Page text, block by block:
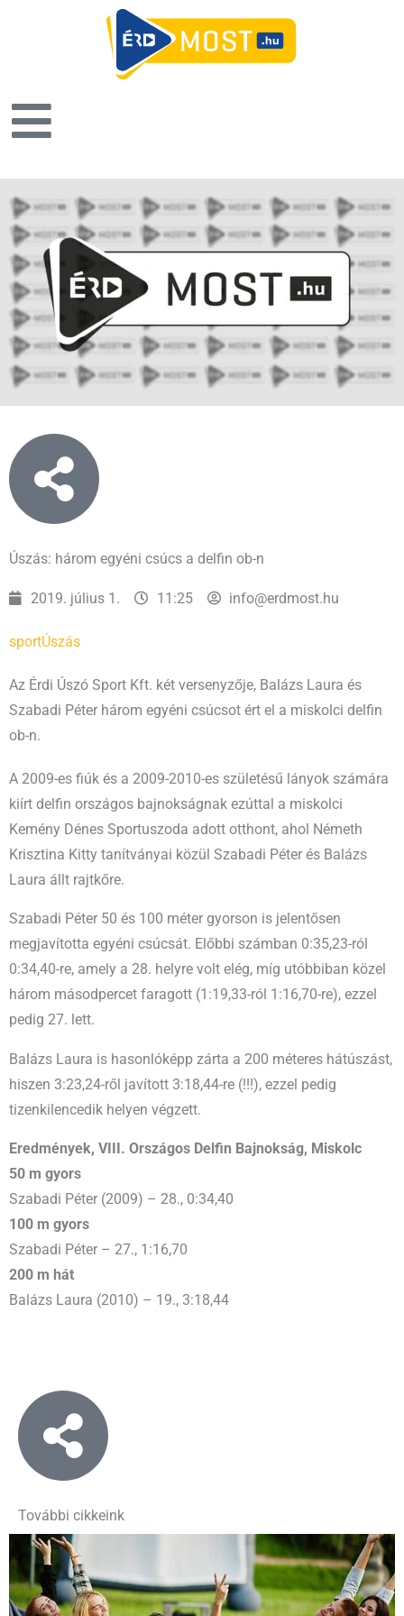
Úszás: három egyéni csúcs a delfin ob-n
2019. július 1. 11:25 info@erdmost.hu
sportÚszás
Az Érdi Úszó Sport Kft. két versenyzője, Balázs Laura és
Szabadi Péter három egyéni csúcsot ért el a miskolci delfin
ob-n.
A 2009-es fiúk és a 2009-2010-es születésű lányok számára
kiírt delfin országos bajnokságnak ezúttal a miskolci
Kemény Dénes Sportuszoda adott otthont, ahol Németh
Krisztina Kitty tanítványai közül Szabadi Péter és Balázs
Laura állt rajtkőre.
Szabadi Péter 50 és 100 méter gyorson is jelentősen
megjavította egyéni csúcsát. Előbbi számban 0:35,23-ról
0:34,40-re, amely a 28. helyre volt elég, míg utóbbiban közel
három másodpercet faragott (1:19,33-ról 1:16,70-re), ezzel
pedig 27. lett.
Balázs Laura is hasonlóképp zárta a 200 méteres hátúszást,
hiszen 3:23,24-ről javított 3:18,44-re (!!!), ezzel pedig
tizenkilencedik helyen végzett.
Eredmények, VIII. Országos Delfin Bajnokság, Miskolc
50 m gyors
Szabadi Péter (2009) – 28., 0:34,40
100 m gyors
Szabadi Péter – 27., 1:16,70
200 m hát
Balázs Laura (2010) – 19., 3:18,44
További cikkeink